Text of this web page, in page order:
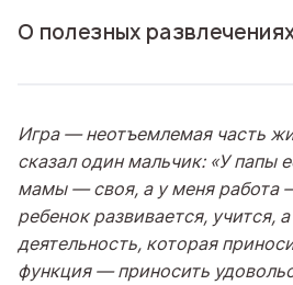
О полезных
Игра — неотъемлемая часть
сказал один мальчик: «У папы
мамы — своя, а у меня работа
ребенок развивается, учится,
деятельность, которая
функция — приносить